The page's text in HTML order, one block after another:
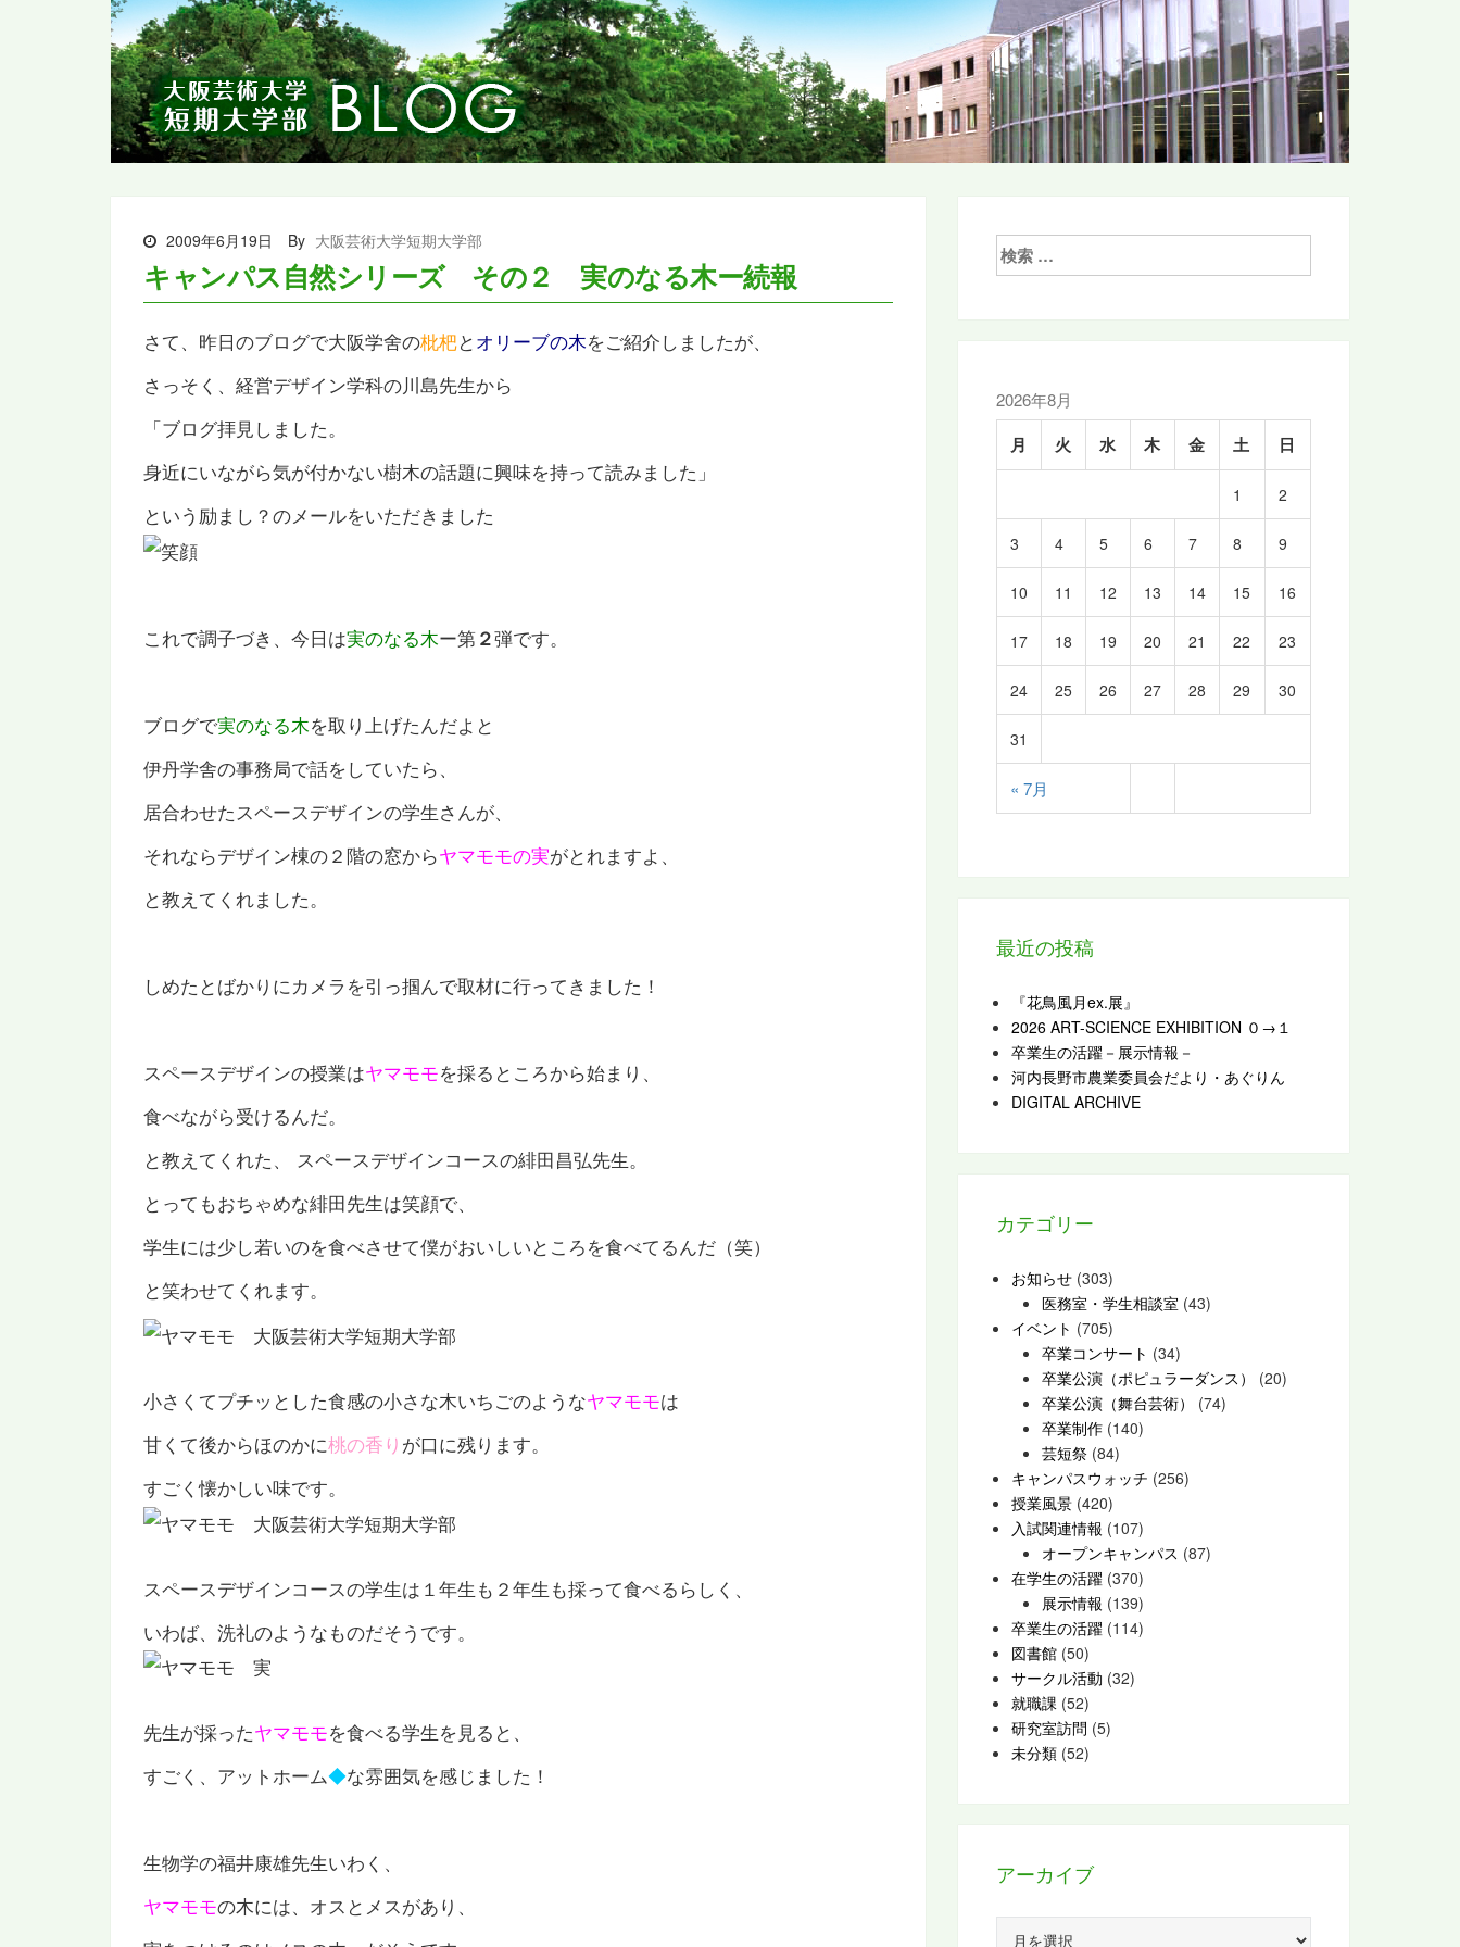
2009年6月19日 By 大阪芸術大学短期大学部
キャンパス自然シリーズ その２ 実のなる木ー続報
さて、昨日のブログで大阪学舍の枇杷とオリーブの木をご紹介しましたが、
さっそく、経営デザイン学科の川島先生から
「ブログ拝見しました。
身近にいながら気が付かない樹木の話題に興味を持って読みました」
という励まし？のメールをいただきました
これで調子づき、今日は実のなる木ー第２弾です。
ブログで実のなる木を取り上げたんだよと
伊丹学舎の事務局で話をしていたら、
居合わせたスペースデザインの学生さんが、
それならデザイン棟の２階の窓からヤマモモの実がとれますよ、
と教えてくれました。
しめたとばかりにカメラを引っ掴んで取材に行ってきました！
スペースデザインの授業はヤマモモを採るところから始まり、
食べながら受けるんだ。
と教えてくれた、 スペースデザインコースの緋田昌弘先生。
とってもおちゃめな緋田先生は笑顔で、
学生には少し若いのを食べさせて僕がおいしいところを食べてるんだ（笑）
と笑わせてくれます。
小さくてプチッとした食感の小さな木いちごのようなヤマモモは
甘くて後からほのかに桃の香り が口に残ります。
すごく懐かしい味です。
スペースデザインコースの学生は１年生も２年生も採って食べるらしく、
いわば、洗礼のようなものだそうです。
先生が採ったヤマモモを食べる学生を見ると、
すごく、アットホーム◆な雰囲気を感じました！
生物学の福井康雄先生いわく、
ヤマモモの木には、オスとメスがあり、
検
索:
2026年8月
月 火 水 木 金 土 日
« 7月
1 2
3 4 5 6 7 8 9
10 11 12 13 14 15 16
17 18 19 20 21 22 23
24 25 26 27 28 29 30
31
最近の投稿
『花鳥風月ex.展』
2026 ART-SCIENCE EXHIBITION ０→１
卒業生の活躍－展示情報－
河内長野市農業委員会だより・あぐりん
DIGITAL ARCHIVE
カテゴリー
お知らせ (303)
医務室・学生相談室 (43)
イベント (705)
卒業コンサート (34)
卒業公演（ポピュラーダンス）
(20)
卒業公演（舞台芸術）
(74)
卒業制作 (140)
芸短祭 (84)
キャンパスウォッチ (256)
授業風景 (420)
入試関連情報 (107)
オープンキャンパス (87)
在学生の活躍 (370)
展示情報 (139)
卒業生の活躍 (114)
図書館 (50)
サークル活動 (32)
就職課 (52)
研究室訪問 (5)
未分類 (52)
アーカイブ